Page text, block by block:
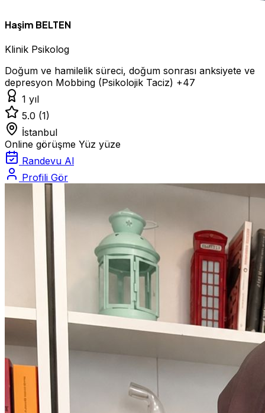
Haşim BELTEN
Klinik Psikolog
Doğum ve hamilelik süreci, doğum sonrası anksiyete ve
depresyon Mobbing (Psikolojik Taciz) +47
1 yıl
5.0 (1)
İstanbul
Online görüşme Yüz yüze
Randevu Al
Profili Gör